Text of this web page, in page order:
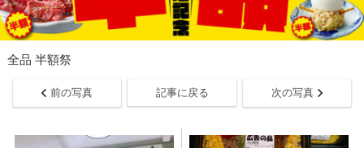
全品 半額祭
前の写真 記事に戻る 次の写真